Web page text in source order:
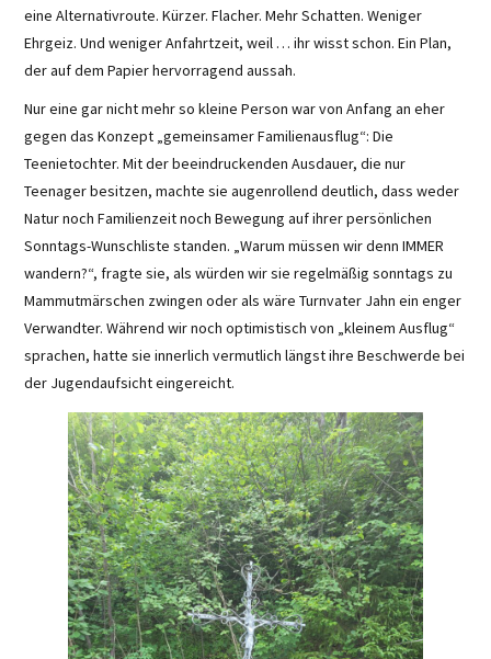
eine Alternativroute. Kürzer. Flacher. Mehr Schatten. Weniger
Ehrgeiz. Und weniger Anfahrtzeit, weil … ihr wisst schon. Ein Plan,
der auf dem Papier hervorragend aussah.
Nur eine gar nicht mehr so kleine Person war von Anfang an eher
gegen das Konzept „gemeinsamer Familienausflug“: Die
Teenietochter. Mit der beeindruckenden Ausdauer, die nur
Teenager besitzen, machte sie augenrollend deutlich, dass weder
Natur noch Familienzeit noch Bewegung auf ihrer persönlichen
Sonntags-Wunschliste standen. „Warum müssen wir denn IMMER
wandern?“, fragte sie, als würden wir sie regelmäßig sonntags zu
Mammutmärschen zwingen oder als wäre Turnvater Jahn ein enger
Verwandter. Während wir noch optimistisch von „kleinem Ausflug“
sprachen, hatte sie innerlich vermutlich längst ihre Beschwerde bei
der Jugendaufsicht eingereicht.